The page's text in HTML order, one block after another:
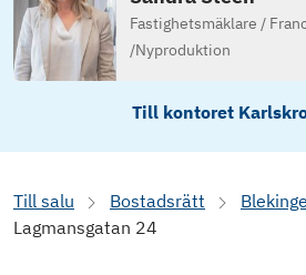
Fastighetsmäklare /
/Nyproduktion
Till kontoret
Till salu Bostadsrätt Blekinge
Lagmansgatan 24